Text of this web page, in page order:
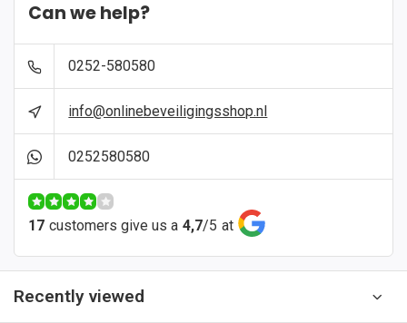
Can we help?
0252-580580
info@onlinebeveiligingsshop.nl
0252580580
17 customers give us a 4,7/5 at
Recently viewed